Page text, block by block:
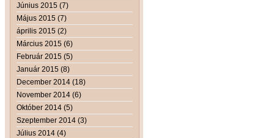
Június 2015 (7)
Május 2015 (7)
április 2015 (2)
Március 2015 (6)
Február 2015 (5)
Január 2015 (8)
December 2014 (18)
November 2014 (6)
Október 2014 (5)
Szeptember 2014 (3)
Július 2014 (4)